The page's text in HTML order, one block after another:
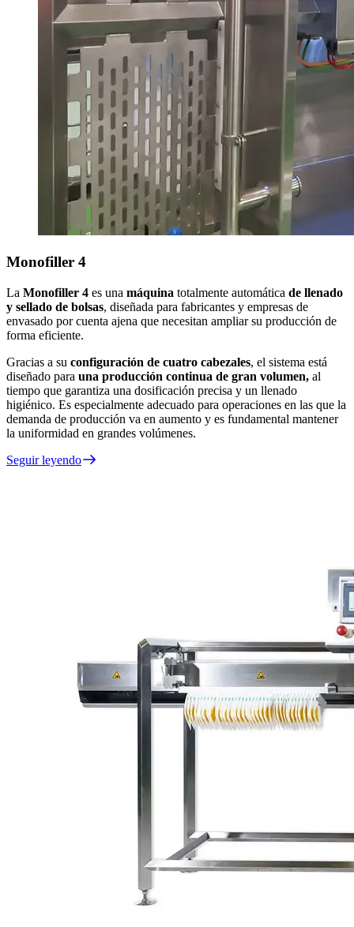
Monofiller 4
La Monofiller 4 es una máquina totalmente automática de llenado
y sellado de bolsas, diseñada para fabricantes y empresas de
envasado por cuenta ajena que necesitan ampliar su producción de
forma eficiente.
Gracias a su configuración de cuatro cabezales, el sistema está
diseñado para una producción continua de gran volumen, al
tiempo que garantiza una dosificación precisa y un llenado
higiénico. Es especialmente adecuado para operaciones en las que la
demanda de producción va en aumento y es fundamental mantener
la uniformidad en grandes volúmenes.
Seguir leyendo